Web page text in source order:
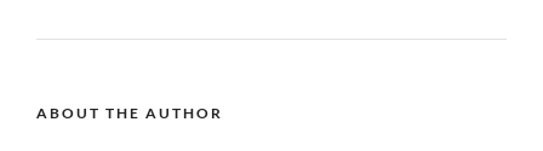
ABOUT THE AUTHOR